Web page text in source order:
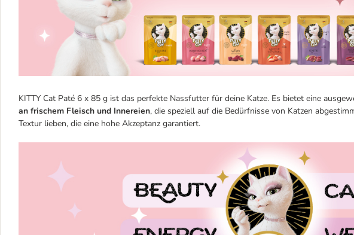
KITTY Cat Paté 6 x 85 g ist das perfekte Nassfutter für deine Katze. Es bietet eine
an frischem Fleisch und Innereien, die speziell auf die Bedürfnisse von Katzen
Textur lieben, die eine hohe Akzeptanz garantiert.